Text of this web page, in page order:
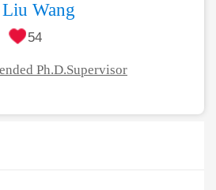
Liu Wang
54
Ph.D.Supervisor